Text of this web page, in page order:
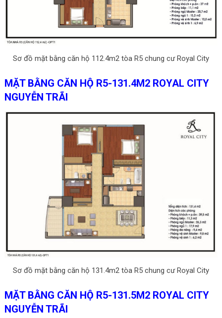
Sơ đồ mặt bằng căn hộ 112.4m2 tòa R5 chung cư Royal City
MẶT BẰNG CĂN HỘ R5-131.4M2 ROYAL CITY
NGUYỄN TRÃI
Sơ đồ mặt bằng căn hộ 131.4m2 tòa R5 chung cư Royal City
MẶT BẰNG CĂN HỘ R5-131.5M2 ROYAL CITY
NGUYỄN TRÃI